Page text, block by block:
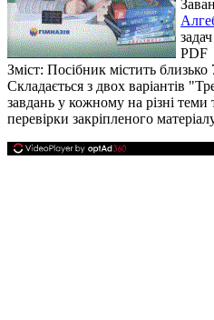
PDF
Зміст: Посібник містить близько
Складається з двох варіантів
завдань у кожному на різні теми
перевірки закріпленого